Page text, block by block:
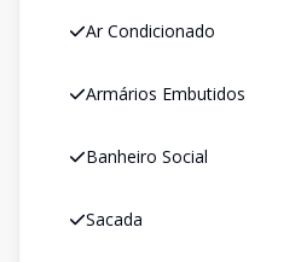
Ar Condicionado
Armários Embutidos
Banheiro Social
Sacada